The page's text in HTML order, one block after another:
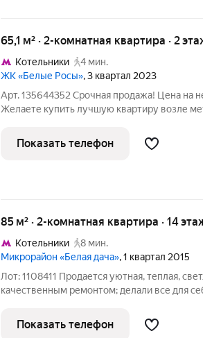
65,1 м² · 2-комнатная квартира · 2
Котельники
4 мин.
ЖК «Белые Росы», 3 квартал 2023
Арт. 135644352 Срочная продажа! Цена на
Желаете купить лучшую квартиру возле
фото. О КВАРТИРЕ:Евро трехкомнатную квартира в 2 минутах от
метро пешком
Показать телефон
85 м² · 2-комнатная квартира · 14
Котельники
8 мин.
Микрорайон «Белая дача», 1 квартал 2015
Лот: 1108411 Продается уютная, теплая,
качественным ремонтом; делали все для
дверь в квартиру с тепло и
выполнена по всем
Показать телефон